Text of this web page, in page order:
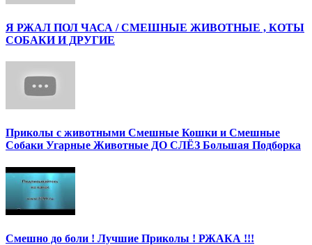
Я РЖАЛ ПОЛ ЧАСА / СМЕШНЫЕ ЖИВОТНЫЕ , КОТЫ
СОБАКИ И ДРУГИЕ
Приколы с животными Смешные Кошки и Смешные
Собаки Угарные Животные ДО СЛЁЗ Большая Подборка
Смешно до боли ! Лучшие Приколы ! РЖАКА !!!